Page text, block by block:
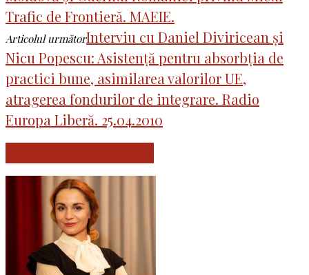
Trafic de Frontieră. MAEIE.
Articolul următorInterviu cu Daniel Diviricean și
Nicu Popescu: Asistență pentru absorbția de
practici bune, asimilarea valorilor UE,
atragerea fondurilor de integrare. Radio
Europa Liberă. 25.04.2010